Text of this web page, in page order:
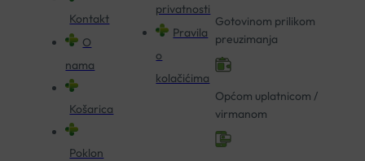
Kontakt
O
nama
Košarica
Poklon
privatnosti
Pravila
o
kolačićima
Gotovinom prilikom
preuzimanja
Općom uplatnicom /
virmanom